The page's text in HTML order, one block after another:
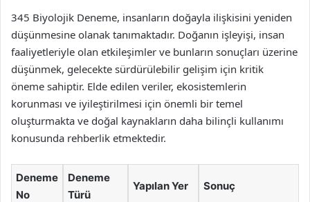
345 Biyolojik Deneme, insanların doğayla ilişkisini yeniden
düşünmesine olanak tanımaktadır. Doğanın işleyişi, insan
faaliyetleriyle olan etkileşimler ve bunların sonuçları üzerine
düşünmek, gelecekte sürdürülebilir gelişim için kritik
öneme sahiptir. Elde edilen veriler, ekosistemlerin
korunması ve iyileştirilmesi için önemli bir temel
oluşturmakta ve doğal kaynakların daha bilinçli kullanımı
konusunda rehberlik etmektedir.
Deneme
No
Deneme
Türü
Yapılan Yer Sonuç